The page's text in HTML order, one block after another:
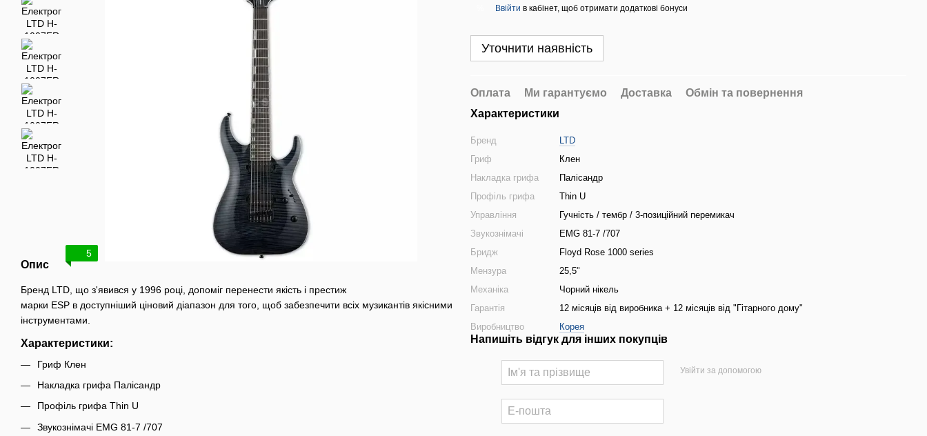
5
Опис
Бренд LTD, що з'явився у 1996 році, допоміг перенести якість і престиж
марки ESP в доступніший ціновий діапазон для того, щоб забезпечити всіх музикантів якісними
інструментами.
Характеристики:
Гриф Клен
Накладка грифа Палісандр
Профіль грифа Thin U
Звукознімачі EMG 81-7 /707
Ввійти в кабінет, щоб отримати додаткові бонуси
Уточнити наявність
Оплата Ми гарантуємо Доставка
Обмін та повернення
Характеристики
Бренд
LTD
Гриф
Клен
Накладка грифа
Палісандр
Профіль грифа
Thin U
Управління
Гучність / тембр / 3-позиційний перемикач
Звукознімачі
EMG 81-7 /707
Бридж
Floyd Rose 1000 series
Мензура
25,5"
Механіка
Чорний нікель
Гарантія
12 місяців від виробника + 12 місяців від "Гітарного дому"
Виробництво
Корея
Напишіть відгук для інших покупців
Увійти за допомогою